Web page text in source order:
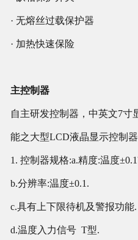
· 无熔丝过载保护器
· 加热快速保险
主控制器
自主研发控制器，中英文7寸
能之大型LCD液晶显示控制器
1. 控制器规格:a.精度:温度
b.分辨率:温度±0.1.
c.具有上下限待机及警报功能.
d.温度入力信号 T型.